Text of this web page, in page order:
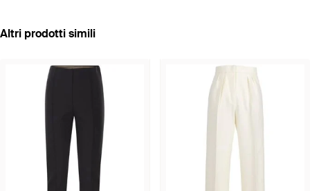
Altri prodotti simili